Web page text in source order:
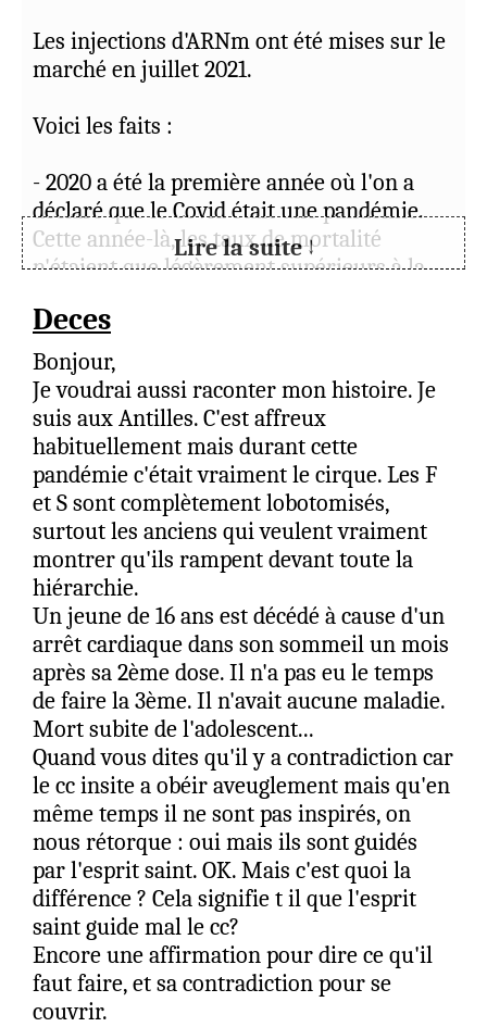
suppliant, afin que vous réussissiez à
échapper à toutes ces choses qui doivent
de l'homme. » (Luc 21:36)
Il semble que le temps approche ; que vos
prières sincères soient bénies.
J'habite (Wales).
Les injections d'ARNm ont été mises sur le
marché en juillet 2021.
Voici les faits :
- 2020 a été la première année où l'on a
déclaré que le Covid était une pandémie.
Cette année-là, les taux de mortalité
n'étaient que légèrement supérieurs à la
année de grippe.
Et c'est là que ça devient intéressant :
La première moitié de 2021 est restée
inchangée, MAIS immédiatement après le
déploiement des injections d'ARNm (et
non, ce ne sont PAS des vaccins au sens
originel du terme), les taux de mortalité
ont augmenté de manière inédite et
spectaculaire de 80 % au cours de la
seconde moitié de 2021 !
Cela a fait grimper le taux de mortalité
global de 40 % pour l'année 2021.
Inutile de dire que j'ai publié les
informations tierces suivantes sur
Facebook :
https://downloads.regulations.gov/CDC-
2022-0111-115274/attachment_3.pdf
https://www.soa.org/resources/experience-
studies/2022/group-life-covid-19-
Lire la suite ↓
Deces
Bonjour,
Je voudrai aussi raconter mon histoire. Je
suis aux Antilles. C'est affreux
habituellement mais durant cette
pandémie c'était vraiment le cirque. Les F
et S sont complètement lobotomisés,
surtout les anciens qui veulent vraiment
montrer qu'ils rampent devant toute la
hiérarchie.
Un jeune de 16 ans est décédé à cause d'un
arrêt cardiaque dans son sommeil un mois
après sa 2ème dose. Il n'a pas eu le temps
de faire la 3ème. Il n'avait aucune maladie.
Mort subite de l'adolescent...
Quand vous dites qu'il y a contradiction car
le cc insite a obéir aveuglement mais qu'en
même temps il ne sont pas inspirés, on
nous rétorque : oui mais ils sont guidés
par l'esprit saint. OK. Mais c'est quoi la
différence ? Cela signifie t il que l'esprit
saint guide mal le cc?
Encore une affirmation pour dire ce qu'il
faut faire, et sa contradiction pour se
couvrir.